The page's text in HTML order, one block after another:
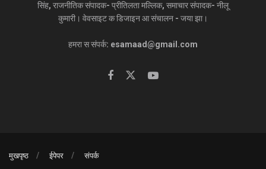
सिंह, राजनीतिक संपादक- प्रीतिलता मल्लिक, समाचार संपादक- नीलू
कुमारी। वेवसाइट क डिजाइन आ संचालन - जया झा।
हमरा स संपर्क: esamaad@gmail.com
मुखपृष्ठ ईपेपर संपर्क